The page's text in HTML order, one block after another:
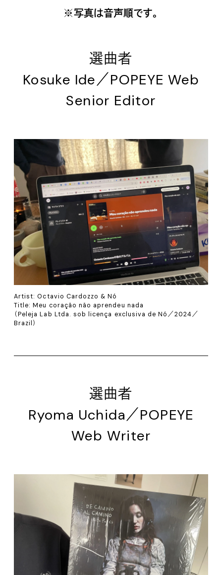
※写真は音声順です。
選曲者
Kosuke Ide／POPEYE Web
Senior Editor
Artist: Octavio Cardozzo & Nó
Title: Meu coração não aprendeu nada
（Peleja Lab Ltda. sob licença exclusiva de Nó／2024／
Brazil）
選曲者
Ryoma Uchida／POPEYE
Web Writer